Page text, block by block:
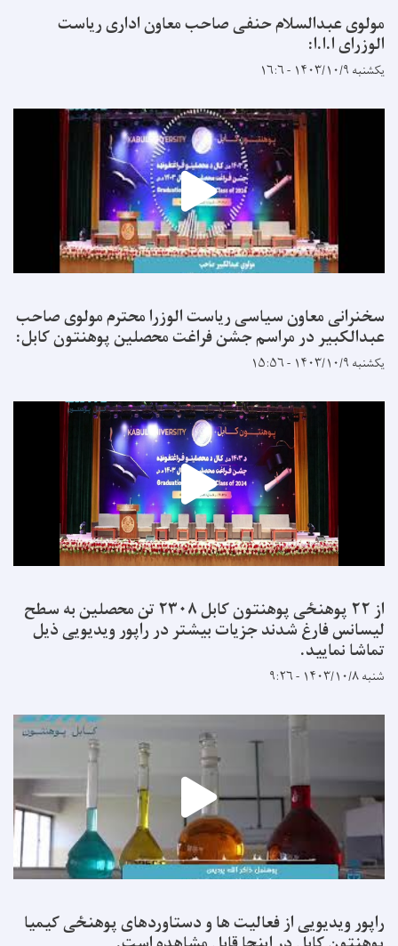
مولوی عبدالسلام حنفی صاحب معاون اداری ریاست
الوزرای ا.ا.ا:
یکشنبه ۱۴۰۳/۱۰/۹ - ۱۶:۶
سخنرانی معاون سیاسی ریاست الوزرا محترم مولوی صاحب
عبدالکبیر در مراسم جشن فراغت محصلین پوهنتون کابل:
یکشنبه ۱۴۰۳/۱۰/۹ - ۱۵:۵۶
از ۲۲ پوهنځی پوهنتون کابل ۲۳۰۸ تن محصلین به سطح
لیسانس فارغ شدند جزیات بیشتر در راپور ویدیویی ذیل
تماشا نمایید.
شنبه ۱۴۰۳/۱۰/۸ - ۹:۲۶
راپور ویدیویی از فعالیت ها و دستاوردهای پوهنځی کیمیا